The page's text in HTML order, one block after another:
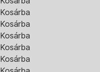
Kosárba
Kosárba
Kosárba
Kosárba
Kosárba